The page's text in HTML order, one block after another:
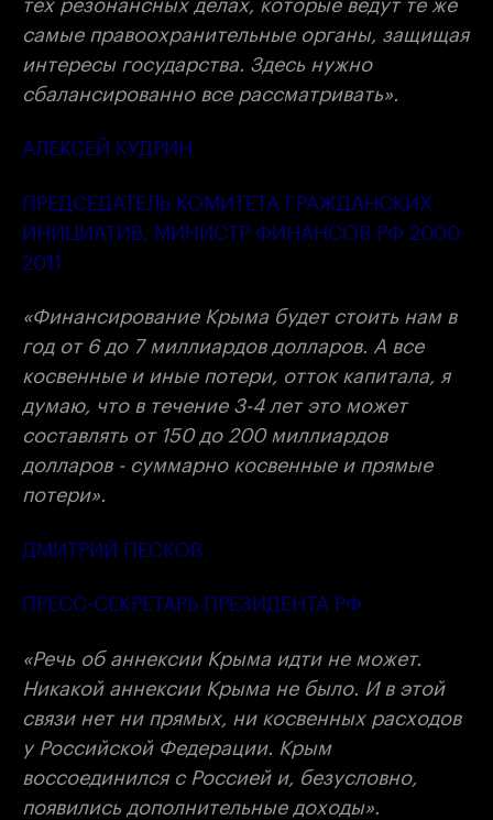
самые правоохранительные органы, защищая
интересы государства. Здесь нужно
сбалансированно все рассматривать».
АЛЕКСЕЙ КУДРИН
ПРЕДСЕДАТЕЛЬ КОМИТЕТА ГРАЖДАНСКИХ
ИНИЦИАТИВ, МИНИСТР ФИНАНСОВ РФ 2000-
2011
«Финансирование Крыма будет стоить нам в
год от 6 до 7 миллиардов долларов. А все
косвенные и иные потери, отток капитала, я
думаю, что в течение 3-4 лет это может
составлять от 150 до 200 миллиардов
долларов - суммарно косвенные и прямые
потери».
ДМИТРИЙ ПЕСКОВ
ПРЕСС-СЕКРЕТАРЬ ПРЕЗИДЕНТА РФ
«Речь об аннексии Крыма идти не может.
Никакой аннексии Крыма не было. И в этой
связи нет ни прямых, ни косвенных расходов
у Российской Федерации. Крым
воссоединился с Россией и, безусловно,
появились дополнительные доходы».